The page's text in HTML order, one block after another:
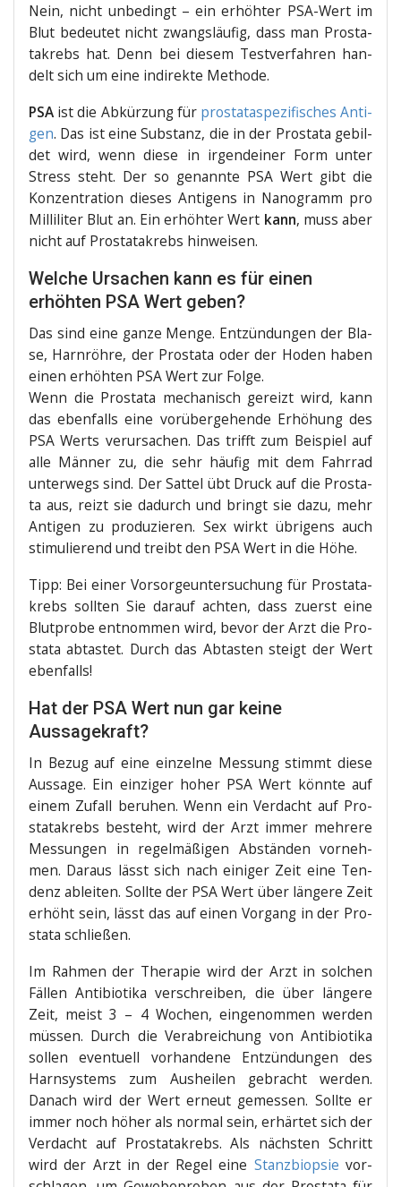
Nein, nicht unbe­dingt – ein erhöh­ter PSA-Wert im
Blut bedeu­tet nicht zwangs­läu­fig, dass man Pro­sta­
ta­krebs hat. Denn bei die­sem Test­ver­fah­ren han­
delt sich um eine indi­rek­te Methode.
PSA ist die Abkür­zung für pro­stat­a­spe­zi­fi­sches Anti­
gen. Das ist eine Sub­stanz, die in der Pro­sta­ta gebil­
det wird, wenn die­se in irgend­ei­ner Form unter
Stress steht. Der so genann­te PSA Wert gibt die
Kon­zen­tra­ti­on die­ses Anti­gens in Nano­gramm pro
Mil­li­li­ter Blut an. Ein erhöh­ter Wert kann, muss aber
nicht auf Pro­sta­ta­krebs hinweisen.
Welche Ursachen kann es für einen
erhöhten PSA Wert geben?
Das sind eine gan­ze Men­ge. Ent­zün­dun­gen der Bla­
se, Harn­röh­re, der Pro­sta­ta oder der Hoden haben
einen erhöh­ten PSA Wert zur Folge.
Wenn die Pro­sta­ta mecha­nisch gereizt wird, kann
das eben­falls eine vor­über­ge­hen­de Erhö­hung des
PSA Werts ver­ur­sa­chen. Das trifft zum Bei­spiel auf
alle Män­ner zu, die sehr häu­fig mit dem Fahr­rad
unter­wegs sind. Der Sat­tel übt Druck auf die Pro­sta­
ta aus, reizt sie dadurch und bringt sie dazu, mehr
Anti­gen zu pro­du­zie­ren. Sex wirkt übri­gens auch
sti­mu­lie­rend und treibt den PSA Wert in die Höhe.
Tipp: Bei einer Vor­sor­ge­un­ter­su­chung für Pro­sta­ta­
krebs soll­ten Sie dar­auf ach­ten, dass zuerst eine
Blut­pro­be ent­nom­men wird, bevor der Arzt die Pro­
sta­ta abtas­tet. Durch das Abtas­ten steigt der Wert
ebenfalls!
Hat der PSA Wert nun gar keine
Aussagekraft?
In Bezug auf eine ein­zel­ne Mes­sung stimmt die­se
Aus­sa­ge. Ein ein­zi­ger hoher PSA Wert könn­te auf
einem Zufall beru­hen. Wenn ein Ver­dacht auf Pro­
sta­ta­krebs besteht, wird der Arzt immer meh­re­re
Mes­sun­gen in regel­mä­ßi­gen Abstän­den vor­neh­
men. Dar­aus lässt sich nach eini­ger Zeit eine Ten­
denz ablei­ten. Soll­te der PSA Wert über län­ge­re Zeit
erhöht sein, lässt das auf einen Vor­gang in der Pro­
sta­ta schließen.
Im Rah­men der The­ra­pie wird der Arzt in sol­chen
Fäl­len Anti­bio­ti­ka ver­schrei­ben, die über län­ge­re
Zeit, meist 3 – 4 Wochen, ein­ge­nom­men wer­den
müs­sen. Durch die Ver­ab­rei­chung von Anti­bio­ti­ka
sol­len even­tu­ell vor­han­de­ne Ent­zün­dun­gen des
Harn­sys­tems zum Aus­hei­len gebracht wer­den.
Danach wird der Wert erneut gemes­sen. Soll­te er
immer noch höher als nor­mal sein, erhär­tet sich der
Ver­dacht auf Pro­sta­ta­krebs. Als nächs­ten Schritt
wird der Arzt in der Regel eine Stanz­bi­op­sie vor­